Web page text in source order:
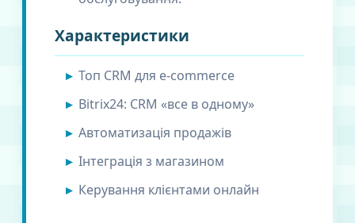
Характеристики
Топ CRM для e-commerce
Bitrix24: CRM «все в одному»
Автоматизація продажів
Інтеграція з магазином
Керування клієнтами онлайн